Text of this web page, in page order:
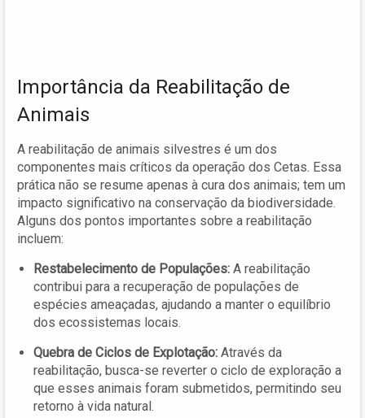
Importância da Reabilitação de
Animais
A reabilitação de animais silvestres é um dos
componentes mais críticos da operação dos Cetas. Essa
prática não se resume apenas à cura dos animais; tem um
impacto significativo na conservação da biodiversidade.
Alguns dos pontos importantes sobre a reabilitação
incluem:
Restabelecimento de Populações: A reabilitação
contribui para a recuperação de populações de
espécies ameaçadas, ajudando a manter o equilíbrio
dos ecossistemas locais.
Quebra de Ciclos de Explotação: Através da
reabilitação, busca-se reverter o ciclo de exploração a
que esses animais foram submetidos, permitindo seu
retorno à vida natural.